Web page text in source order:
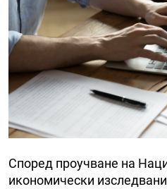
Според проучване на
икономически